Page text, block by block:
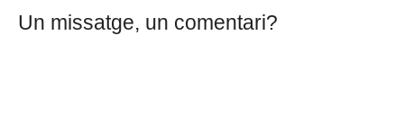
Un missatge, un comentari?